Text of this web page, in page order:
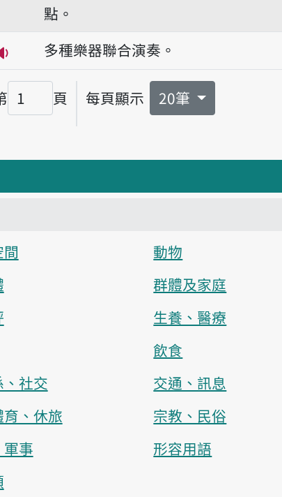
放音讀hā-san
點。
播放音讀ha̍p-tsàu
多種樂器聯合演奏。
頁 每頁顯示 20筆
動物
群體及家庭
生養、醫療
飲食
、社交
交通、訊息
、休旅
宗教、民俗
事
形容用語